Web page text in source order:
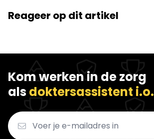
Reageer op dit artikel
Kom werken in de zorg
alsdoktersassistent i.o.